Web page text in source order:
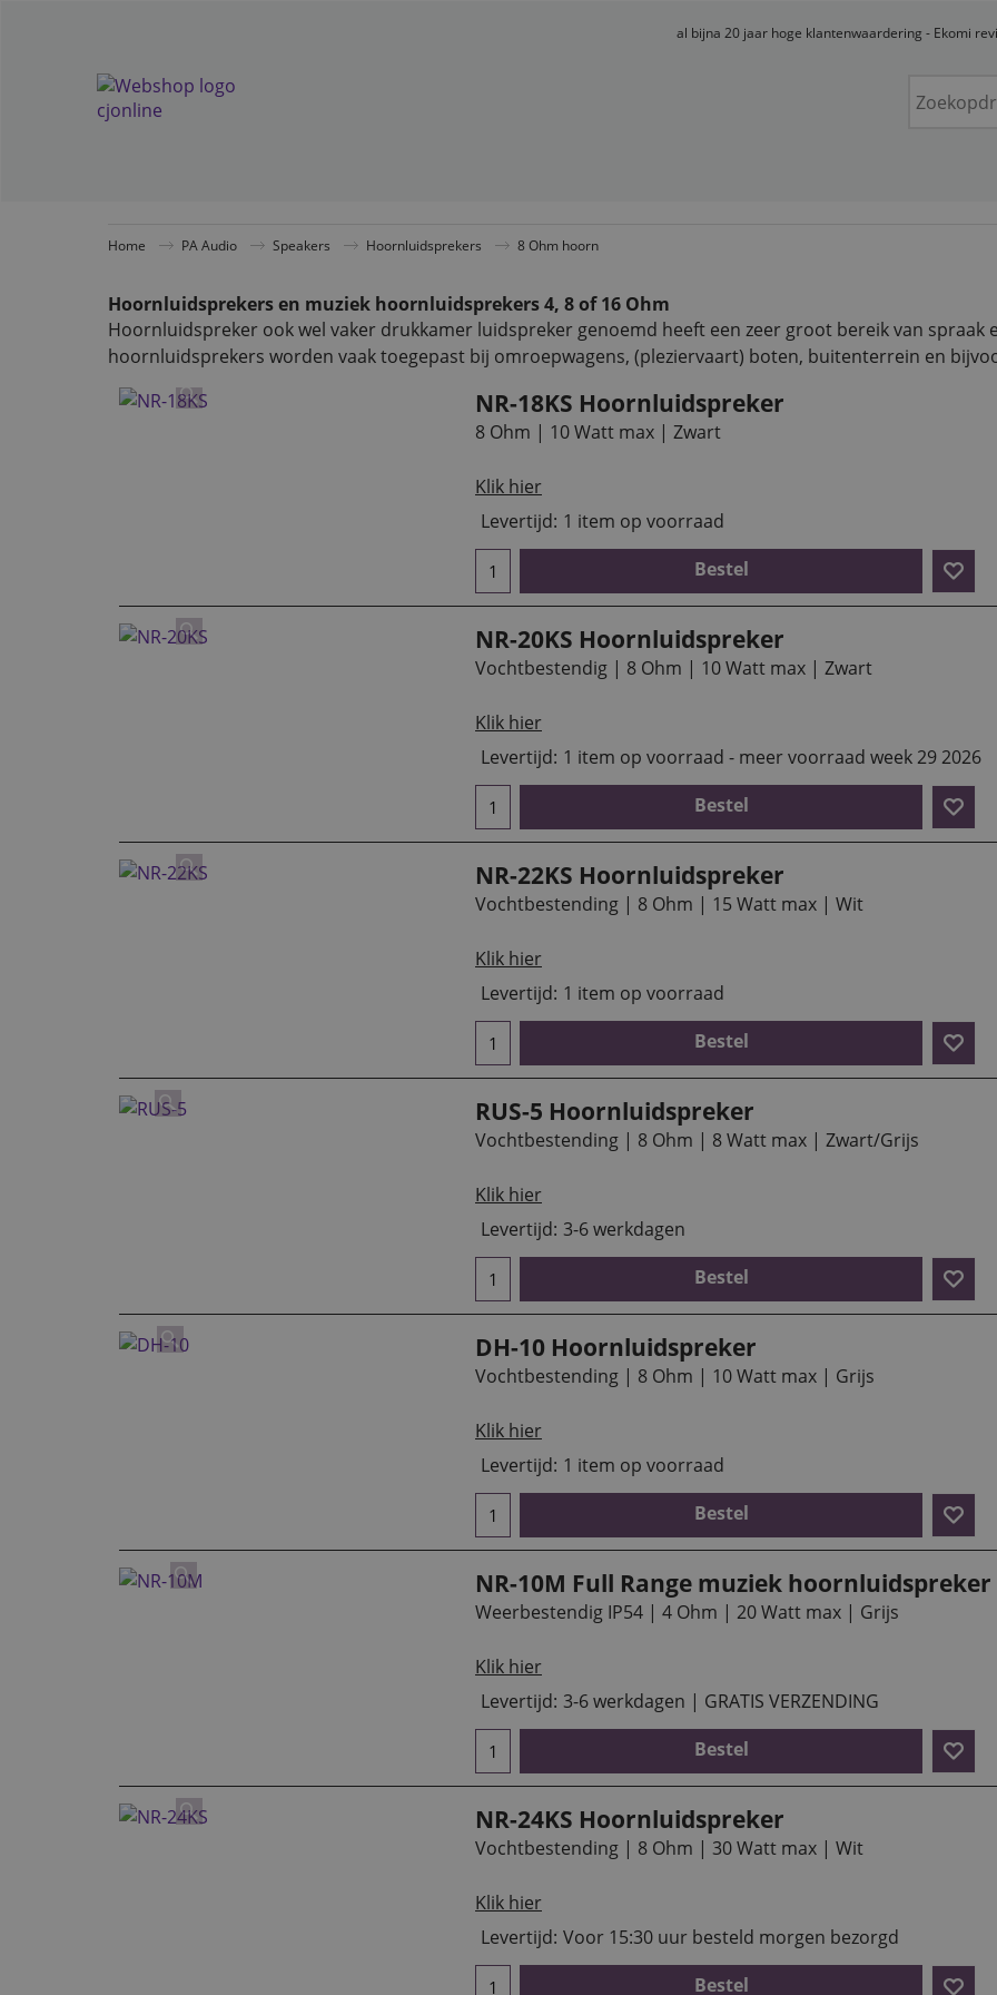
al bijna 20 jaar hoge klantenwaardering - Ekomi
Home PA Audio Speakers Hoornluidsprekers 8 Ohm hoorn
Hoornluidsprekers en muziek hoornluidsprekers 4, 8 of 16 Ohm
Hoornluidspreker ook wel vaker drukkamer luidspreker genoemd heeft een zeer groot bereik van spraak
hoornluidsprekers worden vaak toegepast bij omroepwagens, (pleziervaart) boten, buitenterrein en
NR-18KS Hoornluidspreker
8 Ohm | 10 Watt max | Zwart
Klik hier
Levertijd: 1 item op voorraad
Bestel
NR-20KS Hoornluidspreker
Vochtbestendig | 8 Ohm | 10 Watt max | Zwart
Klik hier
Levertijd: 1 item op voorraad - meer voorraad week 29 2026
Bestel
NR-22KS Hoornluidspreker
Vochtbestending | 8 Ohm | 15 Watt max | Wit
Klik hier
Levertijd: 1 item op voorraad
Bestel
RUS-5 Hoornluidspreker
Vochtbestending | 8 Ohm | 8 Watt max | Zwart/Grijs
Klik hier
Levertijd: 3-6 werkdagen
Bestel
DH-10 Hoornluidspreker
Vochtbestending | 8 Ohm | 10 Watt max | Grijs
Klik hier
Levertijd: 1 item op voorraad
Bestel
NR-10M Full Range muziek hoornluidspreker
Weerbestendig IP54 | 4 Ohm | 20 Watt max | Grijs
Klik hier
Levertijd: 3-6 werkdagen | GRATIS VERZENDING
Bestel
NR-24KS Hoornluidspreker
Vochtbestending | 8 Ohm | 30 Watt max | Wit
Klik hier
Levertijd: Voor 15:30 uur besteld morgen bezorgd
Bestel